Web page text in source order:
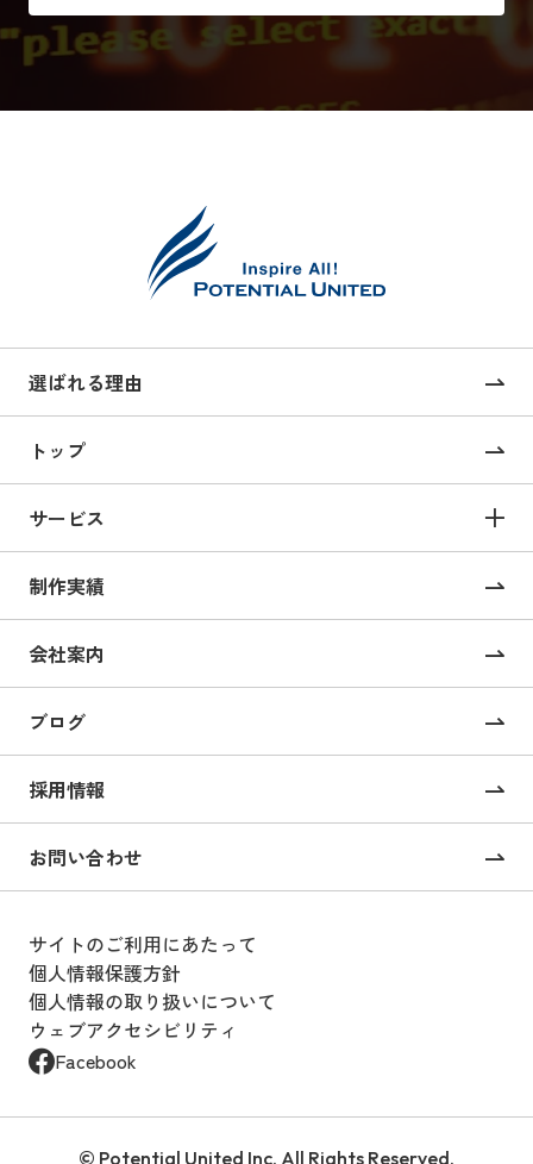
選ばれる理由
トップ
サービス
サービス TOP
サイト構築
コーポレートサイト制作
採用サイト制作
CMS構築・導入
オンライン校正ツール “UI Collabo”
Webコンサルティング
Webサイト運用支援
Webサイト運用・設計
Webサイト運用のアウトソーシング
サービス “BOOST”
SEO対策
制作実績
会社案内
ブログ
採用情報
お問い合わせ
© Potential United Inc. All Rights Reserved.
サイトのご利用にあたって
個人情報保護方針
個人情報の取り扱いについて
ウェブアクセシビリティ
Facebook